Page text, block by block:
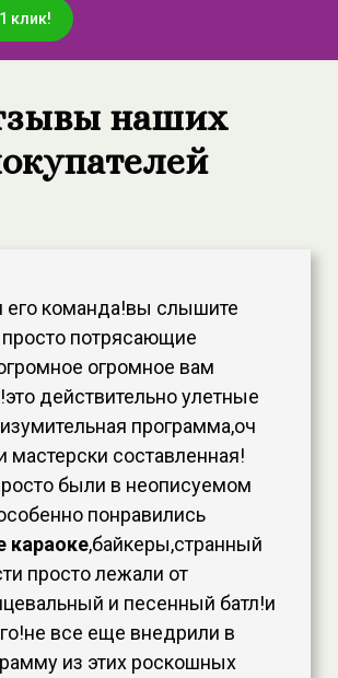
клик!
наших
его команда!вы слышите
потрясающие
огромное вам
действительно улетные
программа,оч
мастерски составленная!
были в неописуемом
понравились
караоке,байкеры,странный
просто лежали от
и песенный батл!и
все еще внедрили в
из этих роскошных